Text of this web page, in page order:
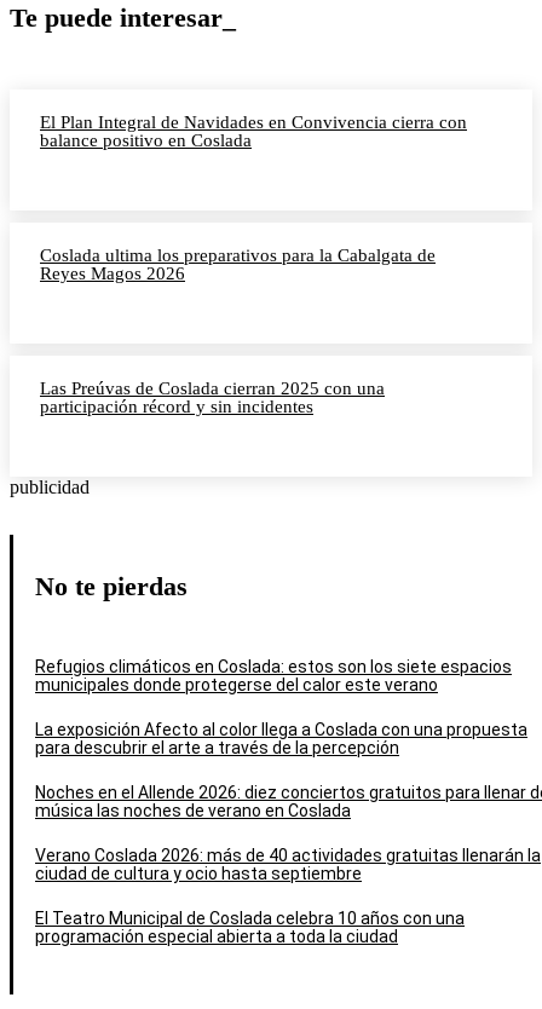
Te puede interesar_
El Plan Integral de Navidades en Convivencia cierra con
balance positivo en Coslada
Coslada ultima los preparativos para la Cabalgata de
Reyes Magos 2026
Las Preúvas de Coslada cierran 2025 con una
participación récord y sin incidentes
publicidad
No te pierdas
Refugios climáticos en Coslada: estos son los siete espacios
municipales donde protegerse del calor este verano
La exposición Afecto al color llega a Coslada con una propuesta
para descubrir el arte a través de la percepción
Noches en el Allende 2026: diez conciertos gratuitos para llenar
música las noches de verano en Coslada
Verano Coslada 2026: más de 40 actividades gratuitas llenarán la
ciudad de cultura y ocio hasta septiembre
El Teatro Municipal de Coslada celebra 10 años con una
programación especial abierta a toda la ciudad